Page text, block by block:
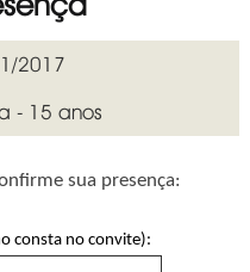
2017
- 15 anos
sua presença:
consta no convite):